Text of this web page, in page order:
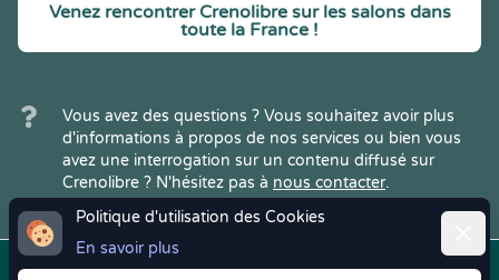
Politique d'utilisation des Cookies
En savoir plus
Venez rencontrer Crenolibre sur les salons dans
toute la France !
Vous avez des questions ? Vous souhaitez avoir plus
d'informations à propos de nos services ou bien vous
avez une interrogation sur un contenu diffusé sur
Crenolibre ? N'hésitez pas à nous contacter.
Copyright © 2022Crenolibre, tous Mentions | CGV | RGPD